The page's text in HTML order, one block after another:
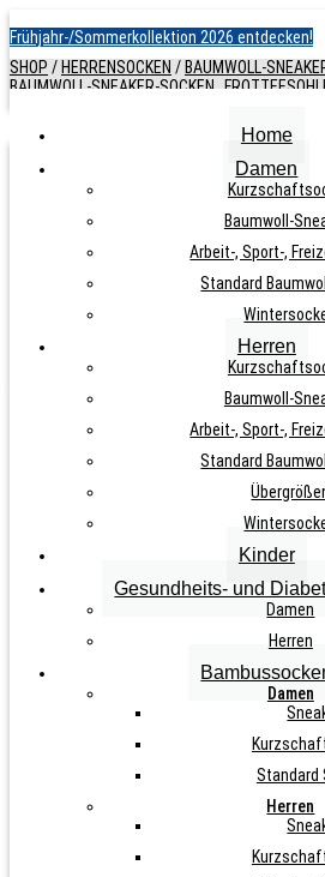
Frühjahr-/Sommerkollektion 2026 entdecken!
Home
Damen
Baumwoll-
Arbeit-, Sport-,
Standard
Herren
Baumwoll-
Arbeit-, Sport-,
Standard
Kinder
Gesundheits- und
Damen
Herren
Damen
Standard
Herren
SHOP / HERRENSOCKEN / BAUMWOLL-
BAUMWOLL-SNEAKER-SOCKEN
2 PAAR HERREN
SNEAKER-SOCKEN
KATEGORIE:
Nicht vorrätig
6,90
Nicht vorrätig
Zurücksetzen
Paar
IN DEN WARENKORB
Info zu diesem Artikel